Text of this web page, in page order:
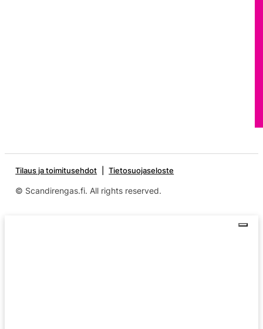
Tilaus ja toimitusehdot Tietosuojaseloste
© Scandirengas.fi. All rights reserved.